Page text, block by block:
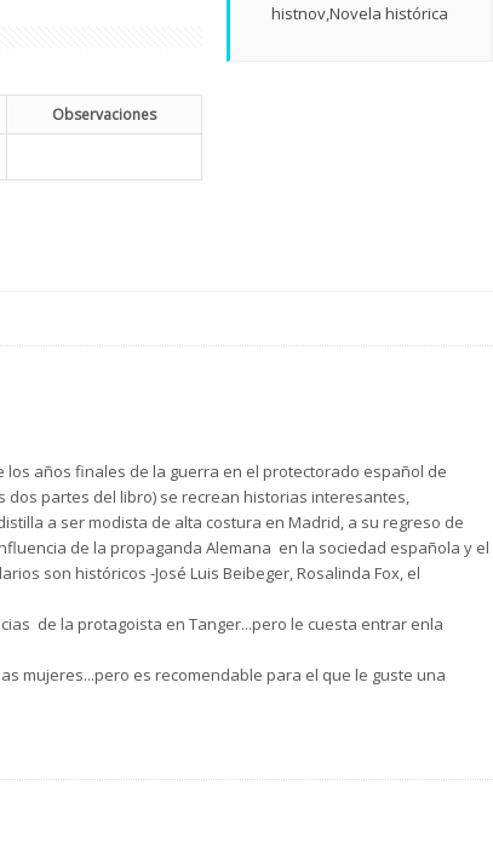
Observaciones
histnovNovela histórica
años finales de la guerra en el protectorado español de
partes del libro) se recrean historias interesantes,
a ser modista de alta costura en Madrid, a su regreso de
de la propaganda Alemana en la sociedad española y el
son históricos -José Luis Beibeger, Rosalinda Fox, el
de la protagoista en Tanger...pero le cuesta entrar enla
mujeres...pero es recomendable para el que le guste una